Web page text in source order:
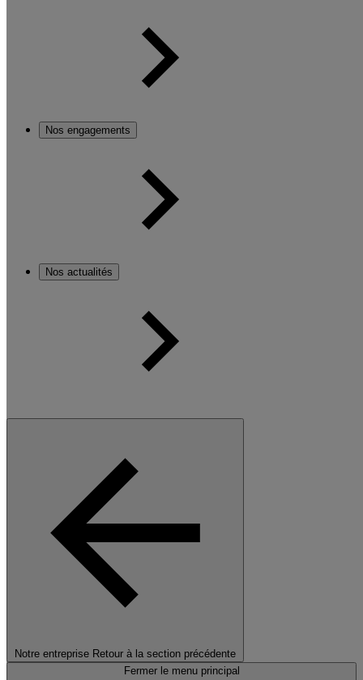
Nos engagements
Nos actualités
Notre entreprise Retour à la section précédente
Fermer le menu principal